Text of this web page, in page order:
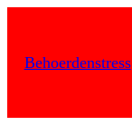
springen
Behoerdenstress